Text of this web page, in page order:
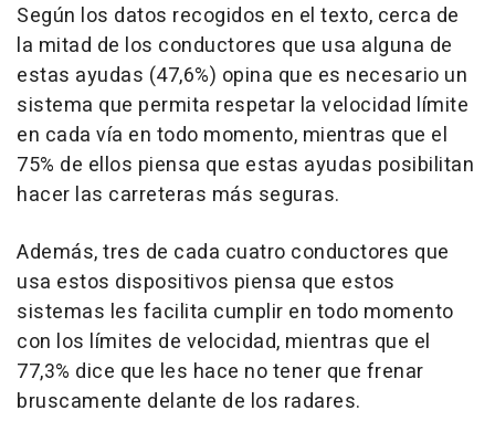
Según los datos recogidos en el texto, cerca de
la mitad de los conductores que usa alguna de
estas ayudas (47,6%) opina que es necesario un
sistema que permita respetar la velocidad límite
en cada vía en todo momento, mientras que el
75% de ellos piensa que estas ayudas posibilitan
hacer las carreteras más seguras.
Además, tres de cada cuatro conductores que
usa estos dispositivos piensa que estos
sistemas les facilita cumplir en todo momento
con los límites de velocidad, mientras que el
77,3% dice que les hace no tener que frenar
bruscamente delante de los radares.